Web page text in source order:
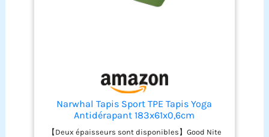
Narwhal Tapis Sport TPE Tapis Yoga
Antidérapant 183x61x0,6cm
【Deux épaisseurs sont disponibles】Good Nite